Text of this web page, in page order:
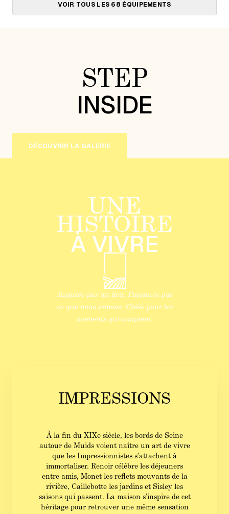
VOIR TOUS LES 68 ÉQUIPEMENTS
STEP
INSIDE
DÉCOUVRIR LA GALERIE
UNE
HISTOIRE
À VIVRE
Inspirée par un lieu. Façonnée par
ce que nous aimons. Créée pour les
moments qui comptent.
IMPRESSIONS
À la fin du XIXe siècle, les bords de Seine
autour de Muids voient naître un art de vivre
que les Impressionnistes s’attachent à
immortaliser. Renoir célèbre les déjeuners
entre amis, Monet les reflets mouvants de la
rivière, Caillebotte les jardins et Sisley les
saisons qui passent. La maison s’inspire de cet
héritage pour retrouver une même sensation